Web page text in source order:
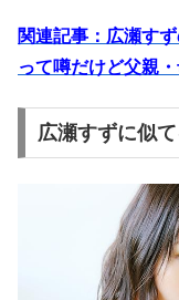
関連記事：広瀬す
って噂だけど父親
広瀬すずに似